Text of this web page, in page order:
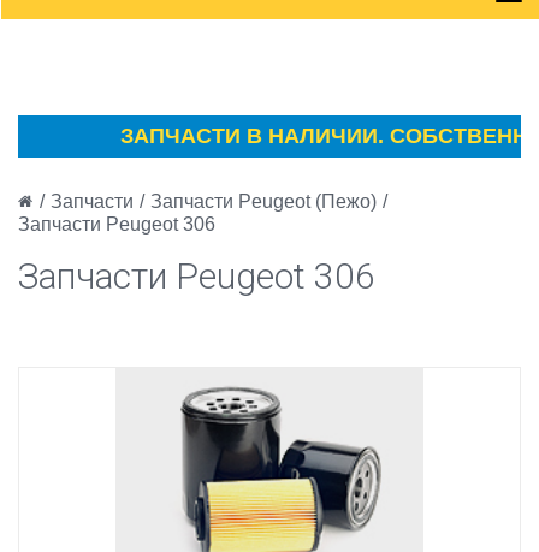
ЗАПЧАСТИ В НАЛИЧИИ.
/ Запчасти / Запчасти Peugeot (Пежо) /
Запчасти Peugeot 306
Запчасти Peugeot 306